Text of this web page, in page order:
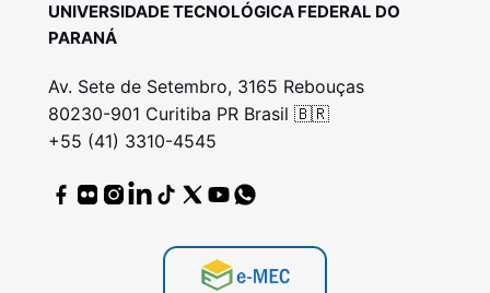
UNIVERSIDADE TECNOLÓGICA FEDERAL DO
PARANÁ
Av. Sete de Setembro, 3165 Rebouças
80230-901 Curitiba PR Brasil 🇧🇷
+55 (41) 3310-4545